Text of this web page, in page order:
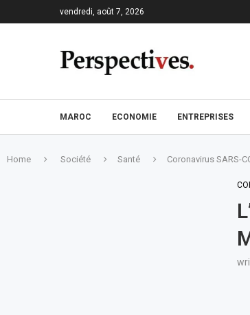
vendredi, août 7, 2026
MAROC ECONOMIE ENTREPRISES
Home Société Santé Coronavirus SARS-